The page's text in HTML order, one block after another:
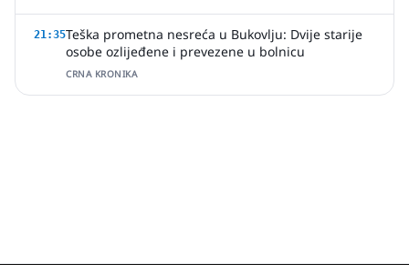
21:35Teška prometna nesreća u Bukovlju: Dvije starije
osobe ozlijeđene i prevezene u bolnicu
CRNA KRONIKA